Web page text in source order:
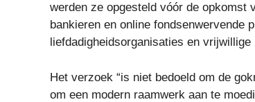
werden ze opgesteld vóór de opkomst
bankieren en online fondsenwervende
liefdadigheidsorganisaties en vrijwillige
Het verzoek “is niet bedoeld om de
om een ​​modern raamwerk aan te